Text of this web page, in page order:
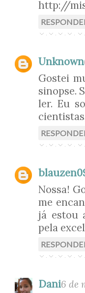
http://
Unknown
Gostei
sinopse.
ler. Eu
Nossa!
me
já estou
pela
Dani6 de